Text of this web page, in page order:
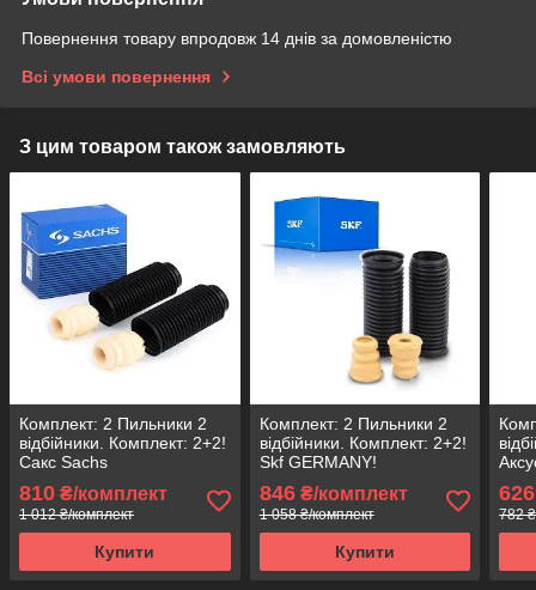
Повернення товару впродовж 14 днів за домовленістю
Всі умови повернення
З цим товаром також замовляють
Комплект: 2 Пильники 2
відбійники. Комплект: 2+2!
Сакс Sachs
810 ₴/комплект
1 012 ₴/комплект
Купити
Комплект: 2 Пильники 2
відбійники. Комплект: 2+2!
Skf GERMANY!
846₴/комплект
1 058 ₴/комплект
Купити
626
782